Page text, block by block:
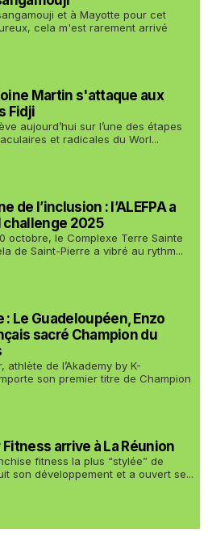
et à Mayotte pour cet
cela m'est rarement arrivé
Martin s'attaque aux
Fidji
aujourd’hui sur l’une des étapes
et radicales du Worl...
de l’inclusion : l’ALEFPA a
2025
octobre, le Complexe Terre Sainte
de Saint-Pierre a vibré au rythm...
Le Guadeloupéen, Enzo
sacré Champion du
athlète de l’Akademy by K-
son premier titre de Champion
arrive à La Réunion
fitness la plus “stylée” de
son développement et a ouvert se...